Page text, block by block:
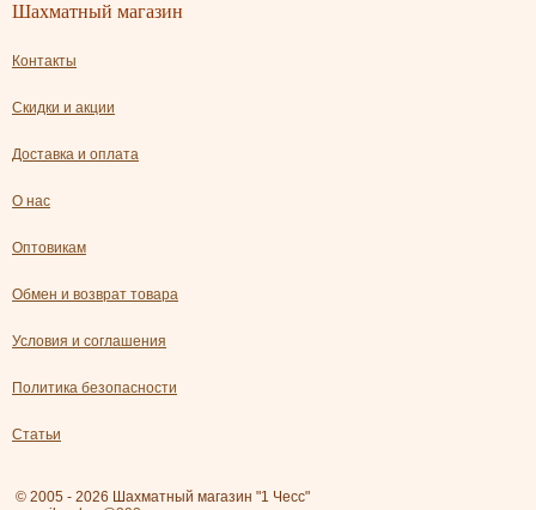
Шахматный магазин
Контакты
Скидки и акции
Доставка и оплата
О нас
Оптовикам
Обмен и возврат товара
Условия и соглашения
Политика безопасности
Статьи
© 2005 - 2026 Шахматный магазин "1 Чесс"